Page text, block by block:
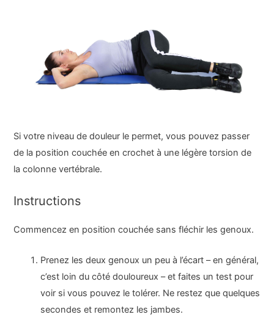
Si votre niveau de douleur le permet, vous pouvez passer
de la position couchée en crochet à une légère torsion de
la colonne vertébrale.
Instructions
Commencez en position couchée sans fléchir les genoux.
Prenez les deux genoux un peu à l’écart – en général,
c’est loin du côté douloureux – et faites un test pour
voir si vous pouvez le tolérer. Ne restez que quelques
secondes et remontez les jambes.